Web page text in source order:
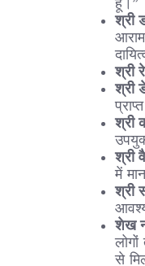
श्री
श्री
श्री
श्री
श्री
में
श्री
शेख
से